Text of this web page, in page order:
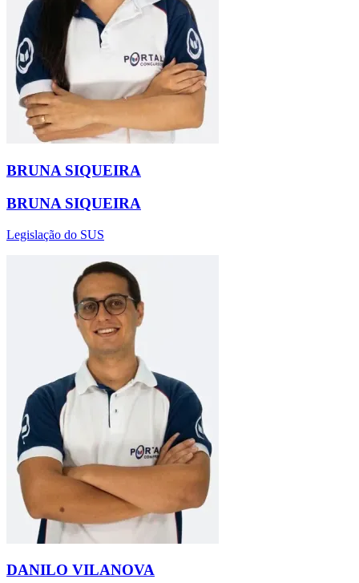
BRUNA SIQUEIRA
BRUNA SIQUEIRA
Legislação do SUS
DANILO VILANOVA